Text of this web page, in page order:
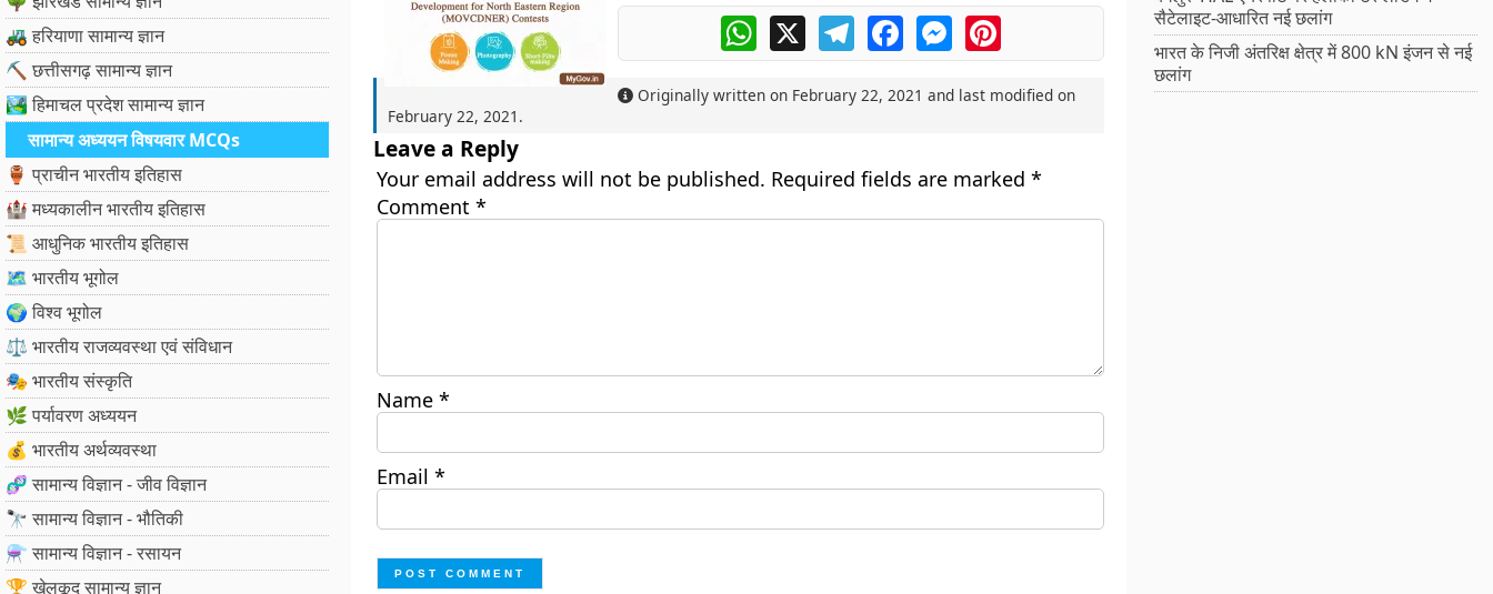
🚜 हरियाणा सामान्य ज्ञान
⛏️ छत्तीसगढ़ सामान्य ज्ञान
🏞️ हिमाचल प्रदेश सामान्य ज्ञान
सामान्य अध्ययन विषयवार MCQs
🏺 प्राचीन भारतीय इतिहास
🏰 मध्यकालीन भारतीय इतिहास
📜 आधुनिक भारतीय इतिहास
🗺️ भारतीय भूगोल
🌍 विश्व भूगोल
⚖️ भारतीय राजव्यवस्था एवं संविधान
🎭 भारतीय संस्कृति
🌿 पर्यावरण अध्ययन
💰 भारतीय अर्थव्यवस्था
🧬 सामान्य विज्ञान - जीव विज्ञान
🔭 सामान्य विज्ञान - भौतिकी
⚗️ सामान्य विज्ञान - रसायन
🏆 खेलकूद सामान्य ज्ञान
WhatsApp
X TelegramFacebookMessengerPinterest
Originally written on February 22, 2021 and last modified on
February 22, 2021 .
Leave a Reply
Your email address will not be published. Required fields are marked *
Comment *
Name *
Email *
सैटेलाइट-आधारित नई छलांग
भारत के निजी अंतरिक्ष क्षेत्र में 800 kN इंजन से नई
छलांग